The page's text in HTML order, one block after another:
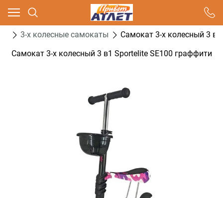
3-х колесные самокаты
Самокат 3-х колесный 3
Самокат 3-х колесный 3 в1 Sportelite SE100 граффити
Ваш город - Москва,
угадали?
ДА НЕТ